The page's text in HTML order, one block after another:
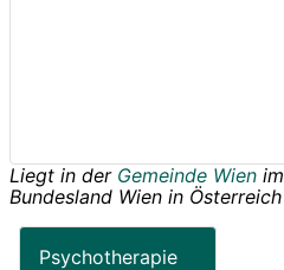
Liegt in der Gemeinde Wien im
Bundesland Wien in Österreich
Psychotherapie